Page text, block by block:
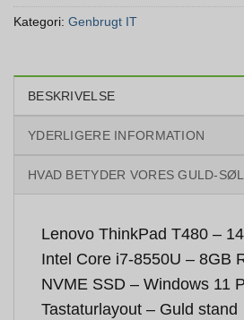
Kategori: Genbrugt IT
BESKRIVELSE
YDERLIGERE INFORMATION
HVAD BETYDER VORES GULD-
Lenovo ThinkPad T480 –
Intel Core i7-8550U – 8GB
NVME SSD – Windows 11
Tastaturlayout – Guld stand